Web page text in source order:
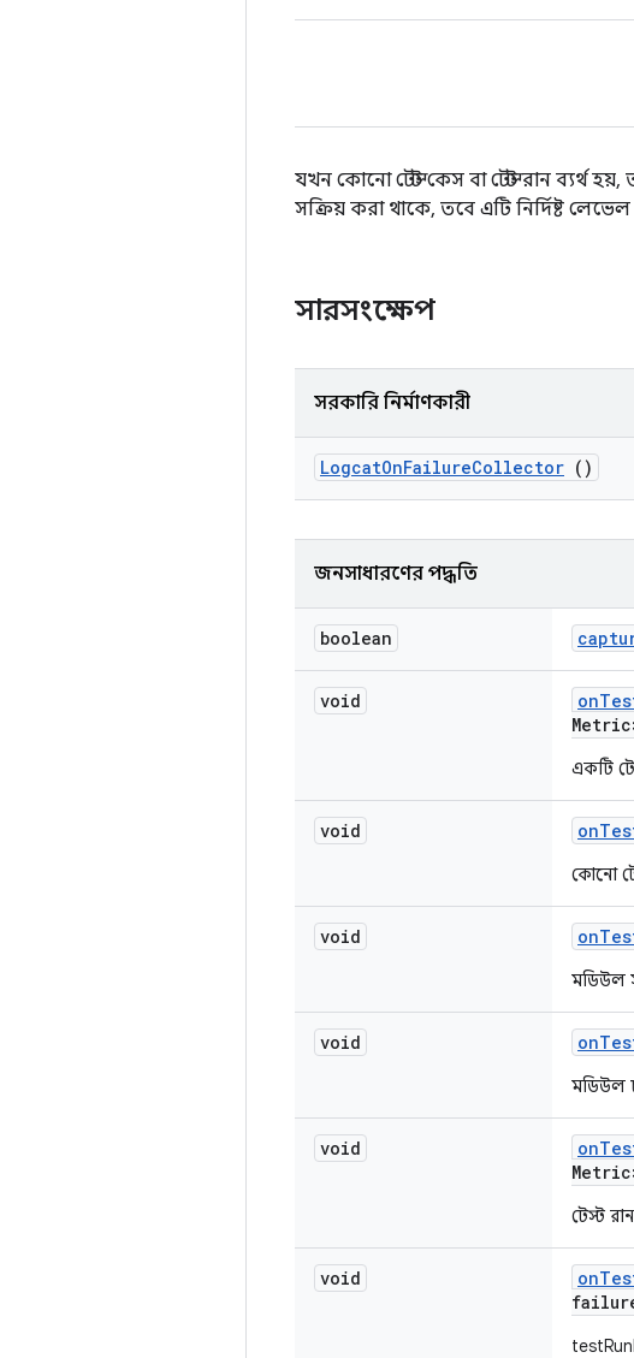
যখন কোনো টেস্ট কেস বা টেস্ট রান
সক্রিয় করা থাকে, তবে এটি নির্দিষ্ট
সারসংক্ষেপ
সরকারি নির্মাণকারী
LogcatOnFailureCollector ()
জনসাধারণের পদ্ধতি
boolean
void on
একটি
void on
কোনো
void on
মডিউল
void on
মডিউল
void on
টেস্ট
void on